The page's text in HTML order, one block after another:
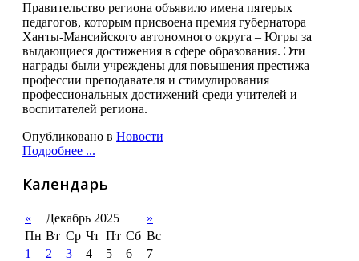
Правительство региона объявило имена пятерых
педагогов, которым присвоена премия губернатора
Ханты-Мансийского автономного округа – Югры за
выдающиеся достижения в сфере образования. Эти
награды были учреждены для повышения престижа
профессии преподавателя и стимулирования
профессиональных достижений среди учителей и
воспитателей региона.
Опубликовано в Новости
Подробнее ...
Календарь
« Декабрь 2025
»
Пн Вт Ср Чт Пт Сб Вс
1
2 3 4 5 6
7